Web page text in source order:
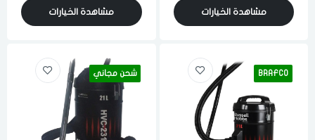
مشاهدة الخيارات مشاهدة الخيارات
BRAFCO شحن مجاني